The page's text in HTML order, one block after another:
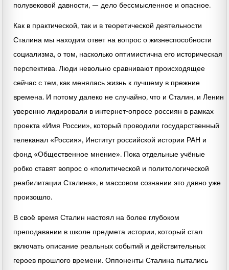
полувековой давности, — дело бессмысленное и опасное.
Как в практической, так и в теоретической деятельности
Сталина мы находим ответ на вопрос о жизнеспособности
социализма, о том, насколько оптимистична его историческая
перспектива. Люди невольно сравнивают происходящее
сейчас с тем, как менялась жизнь к лучшему в прежние
времена. И потому далеко не случайно, что и Сталин, и Ленин
уверенно лидировали в интернет-опросе россиян в рамках
проекта «Имя России», который проводили государственный
телеканал «Россия», Институт российской истории РАН и
фонд «Общественное мнение». Пока отдельные учёные
робко ставят вопрос о «политической и политологической
реабилитации Сталина», в массовом сознании это давно уже
произошло.
В своё время Сталин настоял на более глубоком
преподавании в школе предмета истории, который стал
включать описание реальных событий и действительных
героев прошлого времени. Оппоненты Сталина пытались